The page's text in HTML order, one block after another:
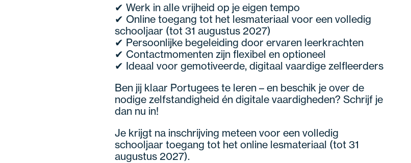
✔ Werk in alle vrijheid op je eigen tempo
✔ Online toegang tot het lesmateriaal voor een volledig
schooljaar (tot 31 augustus 2027)
✔ Persoonlijke begeleiding door ervaren leerkrachten
✔ Contactmomenten zijn flexibel en optioneel
✔ Ideaal voor gemotiveerde, digitaal vaardige zelfleerders
Ben jij klaar Portugees te leren – en beschik je over de
nodige zelfstandigheid én digitale vaardigheden? Schrijf je
dan nu in!
Je krijgt na inschrijving meteen voor een volledig
schooljaar toegang tot het online lesmateriaal (tot 31
augustus 2027).